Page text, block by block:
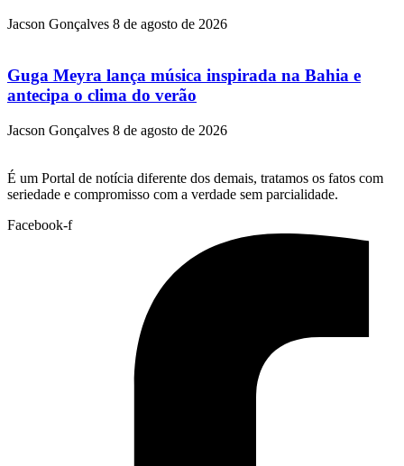
Jacson Gonçalves 8 de agosto de 2026
Guga Meyra lança música inspirada na Bahia e
antecipa o clima do verão
Jacson Gonçalves 8 de agosto de 2026
É um Portal de notícia diferente dos demais, tratamos os fatos com
seriedade e compromisso com a verdade sem parcialidade.
Facebook-f